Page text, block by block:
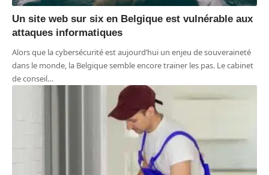
Un site web sur six en Belgique est vulnérable aux
attaques informatiques
Alors que la cybersécurité est aujourd’hui un enjeu de souveraineté
dans le monde, la Belgique semble encore trainer les pas. Le cabinet
de conseil…